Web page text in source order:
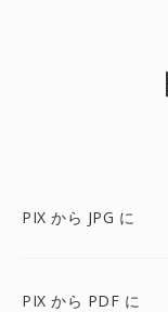
PIX から JPG に
PIX から PDF に